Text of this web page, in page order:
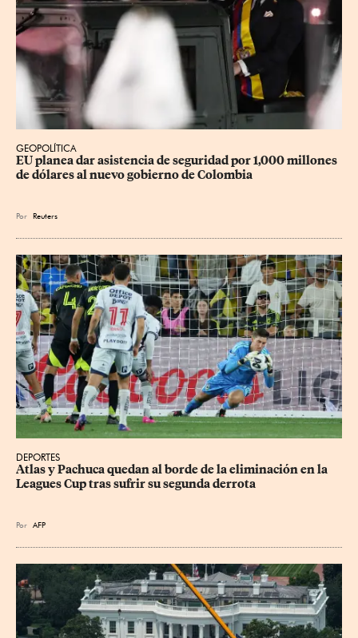
GEOPOLÍTICA
EU planea dar asistencia de seguridad por 1,000 millones
de dólares al nuevo gobierno de Colombia
Por Reuters
DEPORTES
Atlas y Pachuca quedan al borde de la eliminación en la
Leagues Cup tras sufrir su segunda derrota
Por AFP